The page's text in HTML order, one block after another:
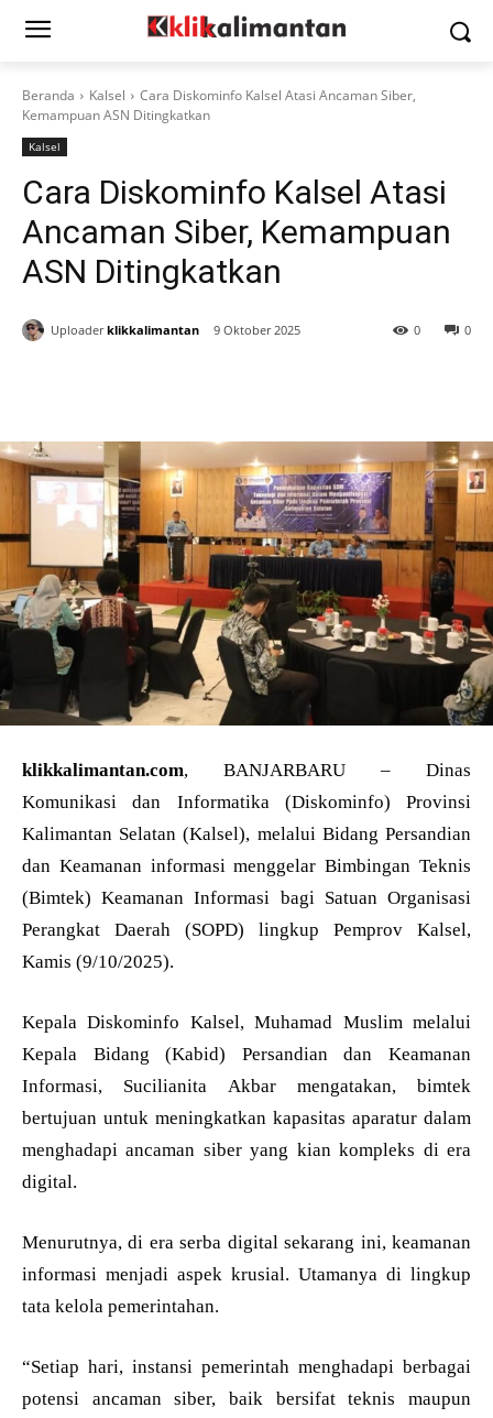
Beranda Kalsel
Cara Diskominfo Kalsel Atasi Ancaman Siber,
Kemampuan ASN Ditingkatkan
Kalsel
Cara Diskominfo Kalsel Atasi
Ancaman Siber, Kemampuan
ASN Ditingkatkan
Uploader klikkalimantan 9 Oktober 2025 0
0
klikkalimantan.com, BANJARBARU – Dinas
Komunikasi dan Informatika (Diskominfo) Provinsi
Kalimantan Selatan (Kalsel), melalui Bidang Persandian
dan Keamanan informasi menggelar Bimbingan Teknis
(Bimtek) Keamanan Informasi bagi Satuan Organisasi
Perangkat Daerah (SOPD) lingkup Pemprov Kalsel,
Kamis (9/10/2025).
Kepala Diskominfo Kalsel, Muhamad Muslim melalui
Kepala Bidang (Kabid) Persandian dan Keamanan
Informasi, Sucilianita Akbar mengatakan, bimtek
bertujuan untuk meningkatkan kapasitas aparatur dalam
menghadapi ancaman siber yang kian kompleks di era
digital.
Menurutnya, di era serba digital sekarang ini, keamanan
informasi menjadi aspek krusial. Utamanya di lingkup
tata kelola pemerintahan.
“Setiap hari, instansi pemerintah menghadapi berbagai
potensi ancaman siber, baik bersifat teknis maupun